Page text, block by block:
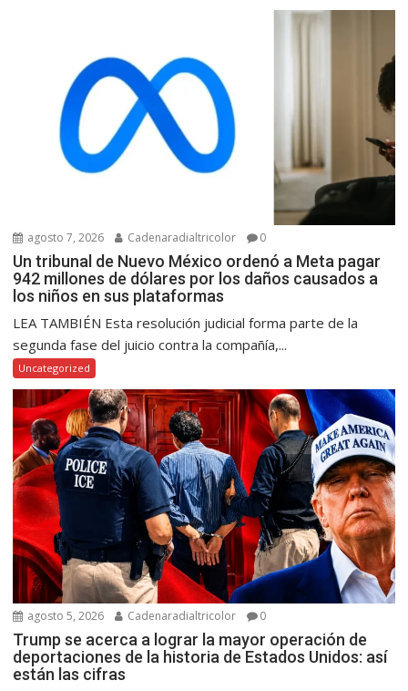
agosto 7, 2026 Cadenaradialtricolor 0
Un tribunal de Nuevo México ordenó a Meta pagar
942 millones de dólares por los daños causados a
los niños en sus plataformas
LEA TAMBIÉN Esta resolución judicial forma parte de la
segunda fase del juicio contra la compañía,...
Uncategorized
agosto 5, 2026 Cadenaradialtricolor 0
Trump se acerca a lograr la mayor operación de
deportaciones de la historia de Estados Unidos: así
están las cifras